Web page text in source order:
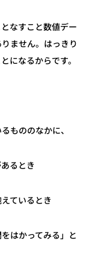
なすこと数値デー
ません。はっきり
になるからです。
もののなかに、
るとき
ているとき
はかってみる」と